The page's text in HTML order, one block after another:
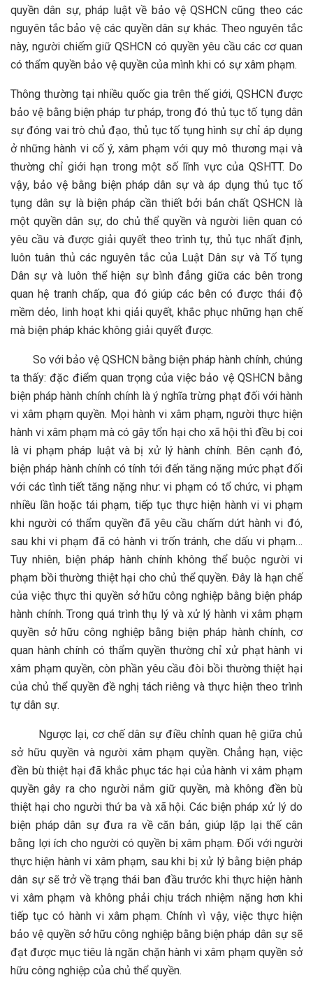
quyền dân sự, pháp luật về bảo vệ QSHCN cũng theo các
nguyên tắc bảo vệ các quyền dân sự khác. Theo nguyên tắc
này, người chiếm giữ QSHCN có quyền yêu cầu các cơ quan
có thẩm quyền bảo vệ quyền của mình khi có sự xâm phạm.
Thông thường tại nhiều quốc gia trên thế giới, QSHCN được
bảo vệ bằng biện pháp tư pháp, trong đó thủ tục tố tụng dân
sự đóng vai trò chủ đạo, thủ tục tố tụng hình sự chỉ áp dụng
ở những hành vi cố ý, xâm phạm với quy mô thương mại và
thường chỉ giới hạn trong một số lĩnh vực của QSHTT. Do
vậy, bảo vệ bằng biện pháp dân sự và áp dụng thủ tục tố
tụng dân sự là biện pháp cần thiết bởi bản chất QSHCN là
một quyền dân sự, do chủ thể quyền và người liên quan có
yêu cầu và được giải quyết theo trình tự, thủ tục nhất định,
luôn tuân thủ các nguyên tắc của Luật Dân sự và Tố tụng
Dân sự và luôn thể hiện sự bình đẳng giữa các bên trong
quan hệ tranh chấp, qua đó giúp các bên có được thái độ
mềm dẻo, linh hoạt khi qiải quyết, khắc phục những hạn chế
mà biện pháp khác không giải quyết được.
So với bảo vệ QSHCN bằng biện pháp hành chính, chúng
ta thấy: đặc điểm quan trọng của việc bảo vệ QSHCN bằng
biện pháp hành chính chính là ý nghĩa trừng phạt đối với hành
vi xâm phạm quyền. Mọi hành vi xâm phạm, người thực hiện
hành vi xâm phạm mà có gây tổn hại cho xã hội thì đều bị coi
là vi phạm pháp luật và bị xử lý hành chính. Bên cạnh đó,
biện pháp hành chính có tính tới đến tăng nặng mức phạt đối
với các tình tiết tăng nặng như: vi phạm có tổ chức, vi phạm
nhiều lần hoặc tái phạm, tiếp tục thực hiện hành vi vi phạm
khi người có thẩm quyền đã yêu cầu chấm dứt hành vi đó,
sau khi vi phạm đã có hành vi trốn tránh, che dấu vi phạm…
Tuy nhiên, biện pháp hành chính không thể buộc người vi
phạm bồi thường thiệt hại cho chủ thể quyền. Đây là hạn chế
của việc thực thi quyền sở hữu công nghiệp bằng biện pháp
hành chính. Trong quá trình thụ lý và xử lý hành vi xâm phạm
quyền sở hữu công nghiệp bằng biện pháp hành chính, cơ
quan hành chính có thẩm quyền thường chỉ xử phạt hành vi
xâm phạm quyền, còn phần yêu cầu đòi bồi thường thiệt hại
của chủ thể quyền đề nghị tách riêng và thực hiện theo trình
tự dân sự.
Ngược lại, cơ chế dân sự điều chỉnh quan hệ giữa chủ
sở hữu quyền và người xâm phạm quyền. Chẳng hạn, việc
đền bù thiệt hại đã khắc phục tác hại của hành vi xâm phạm
quyền gây ra cho người nắm giữ quyền, mà không đền bù
thiệt hại cho người thứ ba và xã hội. Các biện pháp xử lý do
biện pháp dân sự đưa ra về căn bản, giúp lặp lại thế cân
bằng lợi ích cho người có quyền bị xâm phạm. Đối với người
thực hiện hành vi xâm phạm, sau khi bị xử lý bằng biện pháp
dân sự sẽ trở về trạng thái ban đầu trước khi thực hiện hành
vi xâm phạm và không phải chịu trách nhiệm nặng hơn khi
tiếp tục có hành vi xâm phạm. Chính vì vậy, việc thực hiện
bảo vệ quyền sở hữu công nghiệp bằng biện pháp dân sự sẽ
đạt được mục tiêu là ngăn chặn hành vi xâm phạm quyền sở
hữu công nghiệp của chủ thể quyền.